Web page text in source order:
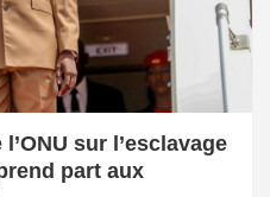
sur l’esclavage
part aux